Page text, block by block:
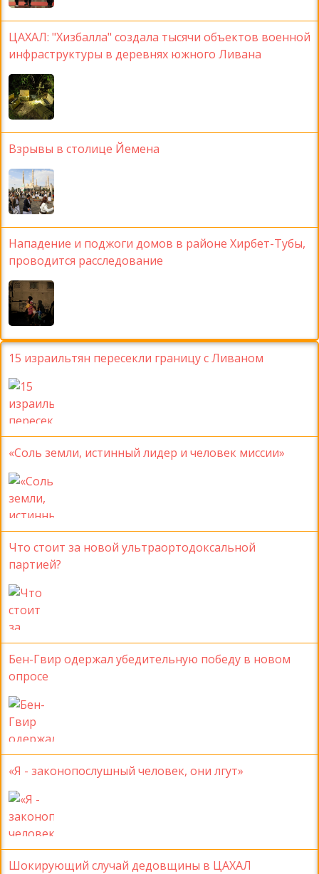
ЦАХАЛ: "Хизбалла" создала тысячи объектов военной
инфраструктуры в деревнях южного Ливана
Взрывы в столице Йемена
Нападение и поджоги домов в районе Хирбет-Тубы,
проводится расследование
15 израильтян пересекли границу с Ливаном
«Соль земли, истинный лидер и человек миссии»
Что стоит за новой ультраортодоксальной
партией?
Бен-Гвир одержал убедительную победу в новом
опросе
«Я - законопослушный человек, они лгут»
Шокирующий случай дедовщины в ЦАХАЛ